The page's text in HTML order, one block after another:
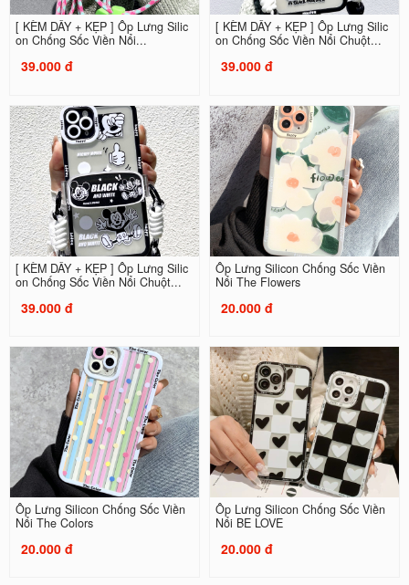
[ KÈM DÂY + KẸP ] Ốp Lưng Silic
on Chống Sốc Viền Nổi...
39.000 đ
[ KÈM DÂY + KẸP ] Ốp Lưng Silic
on Chống Sốc Viền Nổi Chuột...
39.000 đ
[ KÈM DÂY + KẸP ] Ốp Lưng Silic
on Chống Sốc Viền Nổi Chuột...
39.000 đ
Ốp Lưng Silicon Chống Sốc Viền
Nổi The Flowers
20.000 đ
Ốp Lưng Silicon Chống Sốc Viền
Nổi The Colors
20.000 đ
Ốp Lưng Silicon Chống Sốc Viền
Nổi BE LOVE
20.000 đ